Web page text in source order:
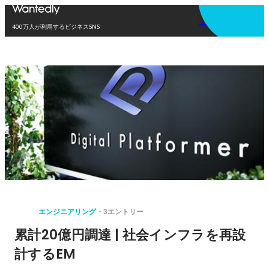
400万人が利用するビジネスSNS
アプリを使う
エンジニアリング 3エントリー
累計20億円調達 | 社会インフラを再設
計するEM